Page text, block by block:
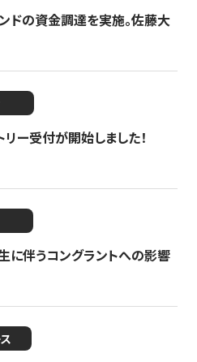
ドの資金調達を実施。佐藤大
ー受付が開始しました！
に伴うコングラントへの影響